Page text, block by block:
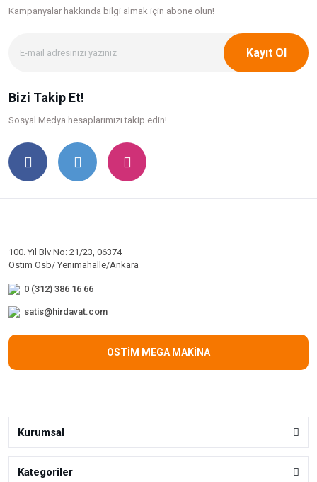
Kampanyalar hakkında bilgi almak için abone olun!
Kayıt Ol
Bizi Takip Et!
Sosyal Medya hesaplarımızı takip edin!
100. Yıl Blv No: 21/23, 06374
Ostim Osb/ Yenimahalle/Ankara
0 (312) 386 16 66
satis@hirdavat.com
OSTİM MEGA MAKİNA
Kurumsal
Kategoriler